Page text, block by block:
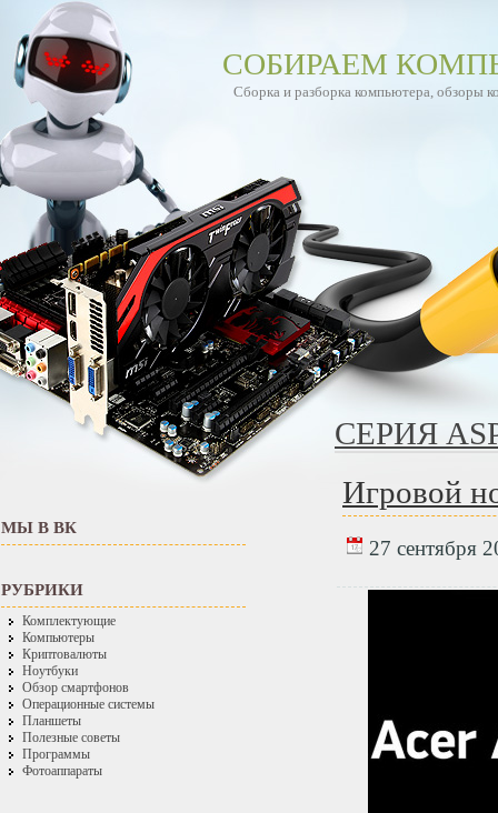
СОБИРАЕМ
Сборка и разборка компьютера, обзоры
МЫ В ВК
РУБРИКИ
Комплектующие
Компьютеры
Криптовалюты
Ноутбуки
Обзор смартфонов
Операционные системы
Планшеты
Полезные советы
Программы
Фотоаппараты
СЕРИЯ
Игровой
27 сентября